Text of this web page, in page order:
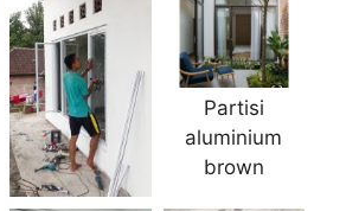
Partisi
aluminium
brown